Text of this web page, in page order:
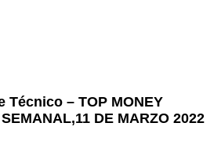
Técnico – TOP MONEY
DE MARZO 2022